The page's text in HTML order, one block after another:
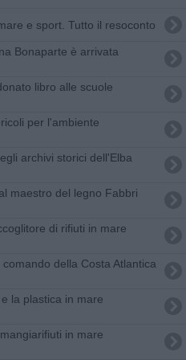
e sport. Tutto il resoconto
Bonaparte è arrivata
libro alle scuole
per l'ambiente
archivi storici dell'Elba
maestro del legno Fabbri
di rifiuti in mare
della Costa Atlantica
la plastica in mare
in mare